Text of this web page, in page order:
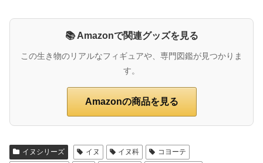
📚 Amazonで関連グッズを見る
この生き物のリアルなフィギュアや、専門図鑑が見つかりま
す。
Amazonの商品を見る
イヌシリーズ イヌ イヌ科
コヨーテ